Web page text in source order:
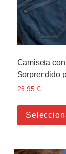
Camiseta
Sorprendido
26,95€